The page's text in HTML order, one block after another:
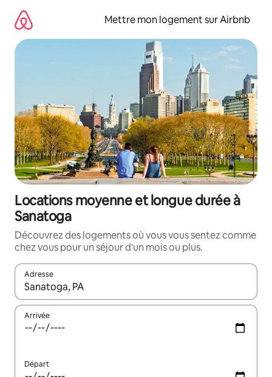
directement
contenu
Mettre mon logement sur Airbnb
Locations moyenne et longue durée à
Sanatoga
Découvrez des logements où vous vous sentez comme
chez vous pour un séjour d'un mois ou plus.
Adresse
Lorsque les résultats s'affichent, utilisez les flèches vers le
Arrivée
Départ